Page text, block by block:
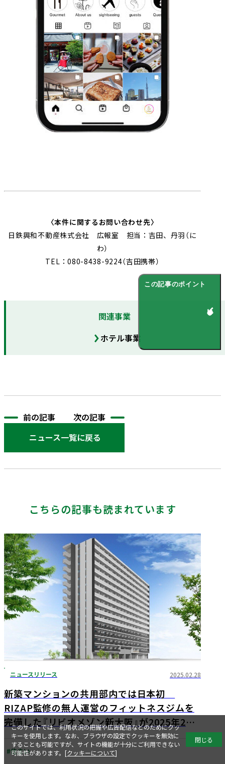
〈本件に関するお問い合わせ先〉
日鉄興和不動産株式会社 広報室 担当：吉田、丹羽（に
わ）
TEL：080-8438-9224（吉田携帯）
関連事業
ホテル事業
この記事のポイント
前の記事
ニュース一覧に戻る
次の記事
こちらの記事も読まれています
ニュースリリース 2025.02.28
新築マンションの共用部内では日本初
RIZAP監修の無人運営のフィットネスジムを
完備した『リビオメゾン新大阪』が2025年2月
13日竣工
#住まい
このサイトでは、利用状況の把握や広告配信などのためにクッ
キーを使用します。なお、ブラウザの設定でクッキーを無効に
することも可能ですが、サイトの機能が十分にご利用できない
可能性があります。[クッキーについて]
閉じる